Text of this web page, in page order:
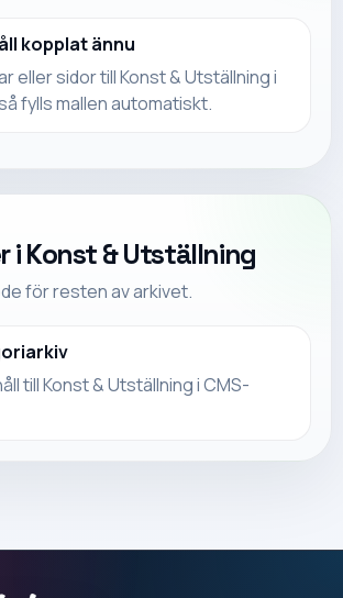
kopplat ännu
eller sidor tillKonst & Utställningi
fylls mallen automatiskt.
iKonst & Utställning
för resten av arkivet.
till Konst & Utställning i CMS-